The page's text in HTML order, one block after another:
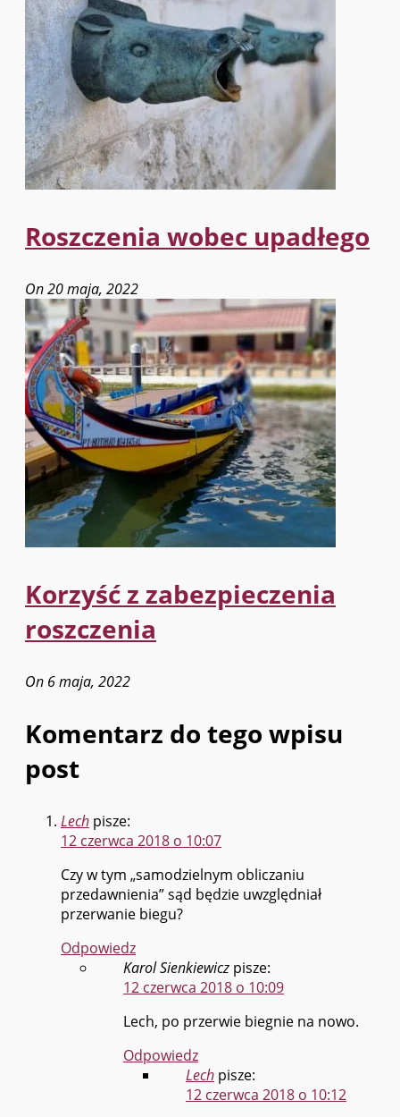
Roszczenia wobec upadłego
On 20 maja, 2022
Korzyść z zabezpieczenia
roszczenia
On 6 maja, 2022
Komentarz do tego wpisu
post
Lech pisze:
12 czerwca 2018 o 10:07
Czy w tym „samodzielnym obliczaniu
przedawnienia” sąd będzie uwzględniał
przerwanie biegu?
Odpowiedz
Karol Sienkiewicz pisze:
12 czerwca 2018 o 10:09
Lech, po przerwie biegnie na nowo.
Odpowiedz
Lech pisze:
12 czerwca 2018 o 10:12